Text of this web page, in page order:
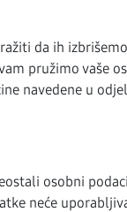
da ih
pružimo vaše
navedene u
osobni
neće